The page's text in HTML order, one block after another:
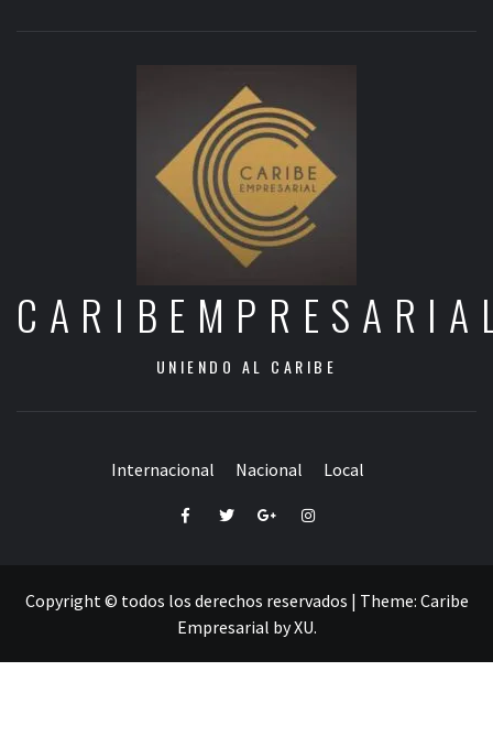
UNIENDO AL CARIBE
Internacional Nacional Local
FacebookTwitterGoogle+Instagram
Copyright © todos los derechos reservados | Theme: Caribe
Empresarial byXU.